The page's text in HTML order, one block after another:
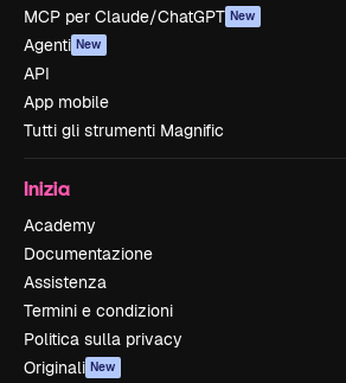
MCP per Claude/ChatGPT New
Agenti New
API
App mobile
Tutti gli strumenti Magnific
Inizia
Academy
Documentazione
Assistenza
Termini e condizioni
Politica sulla privacy
Originali New